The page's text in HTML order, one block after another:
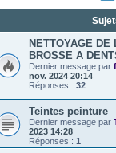
NETTOYAGE DE
BROSSE A
Dernier message par
nov. 2024 20:14
Réponses : 32
Teintes peinture
Dernier message par
2023 14:28
Réponses : 1